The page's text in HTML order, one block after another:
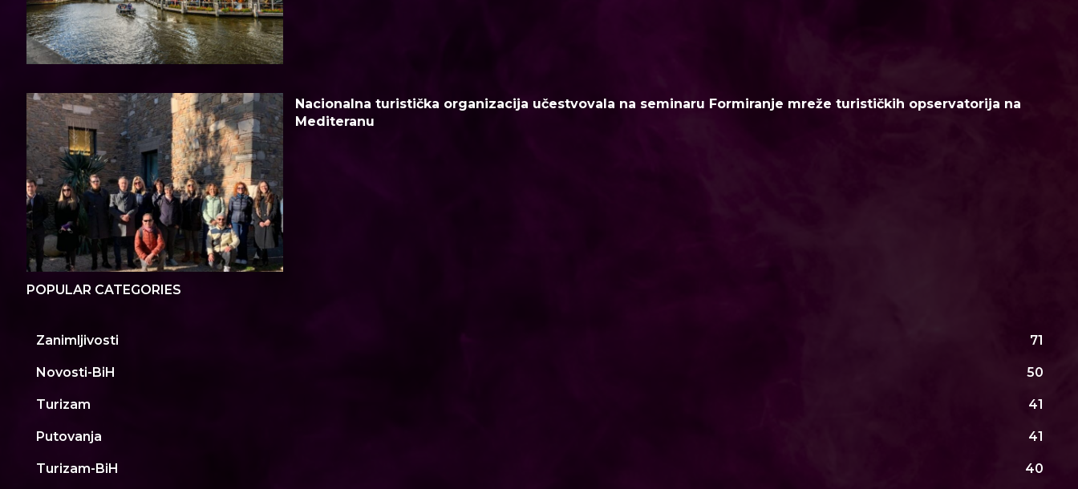
Nacionalna turistička organizacija učestvovala na seminaru Formiranje mreže turističkih opservatorija na
Mediteranu
POPULAR CATEGORIES
Zanimljivosti 71
Novosti-BiH 50
Turizam 41
Putovanja 41
Turizam-BiH 40